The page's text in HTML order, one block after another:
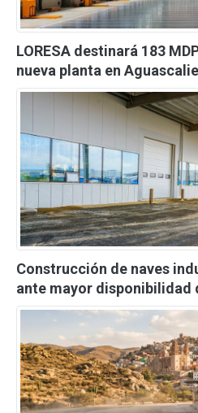
LORESA destinará 183
nueva planta en
Construcción de naves
ante mayor disponibilidad